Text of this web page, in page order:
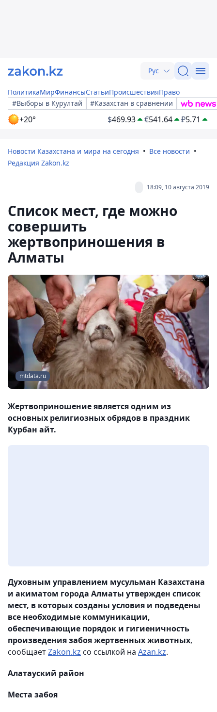
Рус
ПолитикаМирФинансыСтатьиПроисшествияПраво
#Выборы в Курултай
#Казахстан в сравнении
+20° $469.93 €541.64 ₽5.71
Новости Казахстана и мира на сегодня
Все новости
Редакция Zakon.kz
18:09, 10 августа 2019
Список мест, где можно
совершить
жертвоприношения в
Алматы
mtdata.ru
Жертвоприношение является одним из
основных религиозных обрядов в праздник
Курбан айт.
Духовным управлением мусульман Казахстана
и акиматом города Алматы утвержден список
мест, в которых созданы условия и подведены
все необходимые коммуникации,
обеспечивающие порядок и гигиеничность
произведения забоя жертвенных животных,
сообщаетZakon.kz со ссылкой на Azan.kz.
Алатауский район
Места забоя